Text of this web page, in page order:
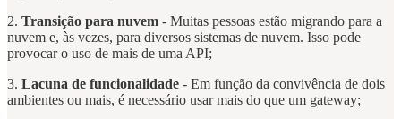
2. Transição para nuvem - Muitas pessoas estão migrando para a
nuvem e, às vezes, para diversos sistemas de nuvem. Isso pode
provocar o uso de mais de uma API;
3. Lacuna de funcionalidade - Em função da convivência de dois
ambientes ou mais, é necessário usar mais do que um gateway;